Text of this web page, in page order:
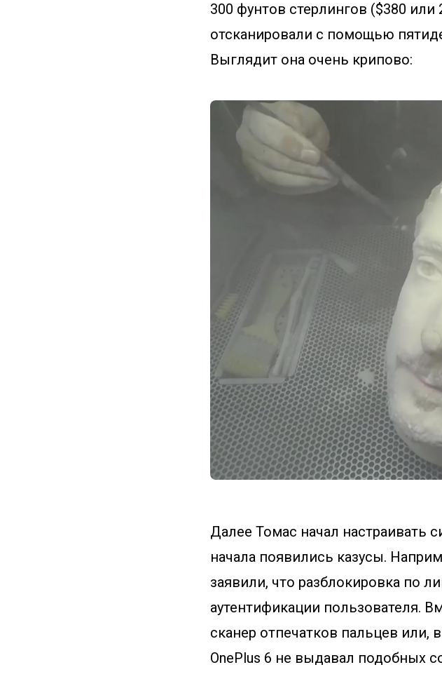
300 фунтов стерлингов ($380 или
отсканировали c помощью
Выглядит она очень крипово:
Далее Томас начал настраивать
начала появились казусы.
заявили, что разблокировка по
аутентификации пользователя.
сканер отпечатков пальцев или,
OnePlus 6 не выдавал подобных